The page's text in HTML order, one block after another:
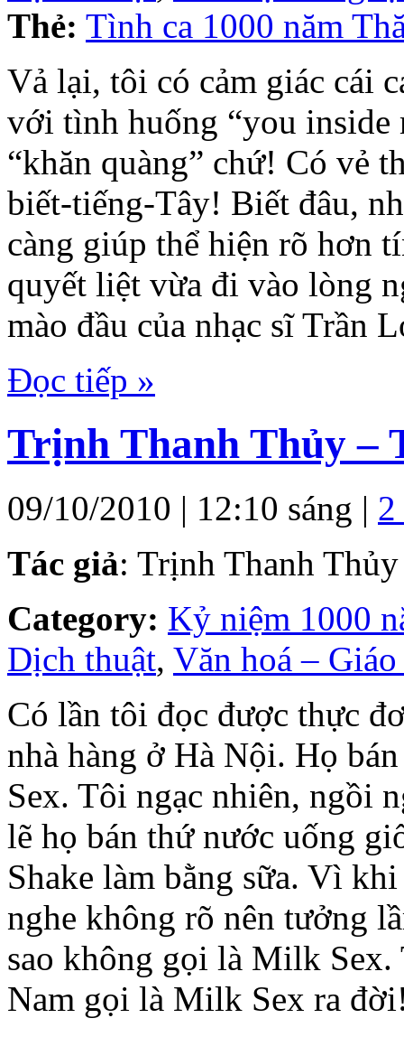
Thẻ: Tình ca 1000 năm
Vả lại, tôi có cảm giác cái
với tình huống “you inside
“khăn quàng” chứ! Có vẻ
biết-tiếng-Tây! Biết đâu,
càng giúp thể hiện rõ hơn
quyết liệt vừa đi vào lòng
mào đầu của nhạc sĩ Trần
Đọc tiếp »
Trịnh Thanh Thủy –
09/10/2010 | 12:10 sáng | 2
Tác giả: Trịnh Thanh Thủy
Category: Kỷ niệm 1000
Dịch thuật, Văn hoá –
Có lần tôi đọc được thực
nhà hàng ở Hà Nội. Họ
Sex. Tôi ngạc nhiên, ngồi
lẽ họ bán thứ nước uống
Shake làm bằng sữa. Vì
nghe không rõ nên tưởng
sao không gọi là Milk
Nam gọi là Milk Sex ra